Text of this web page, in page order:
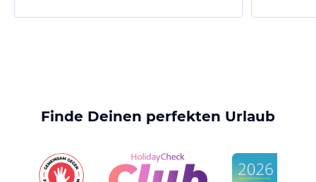
Finde Deinen perfekten Urlaub